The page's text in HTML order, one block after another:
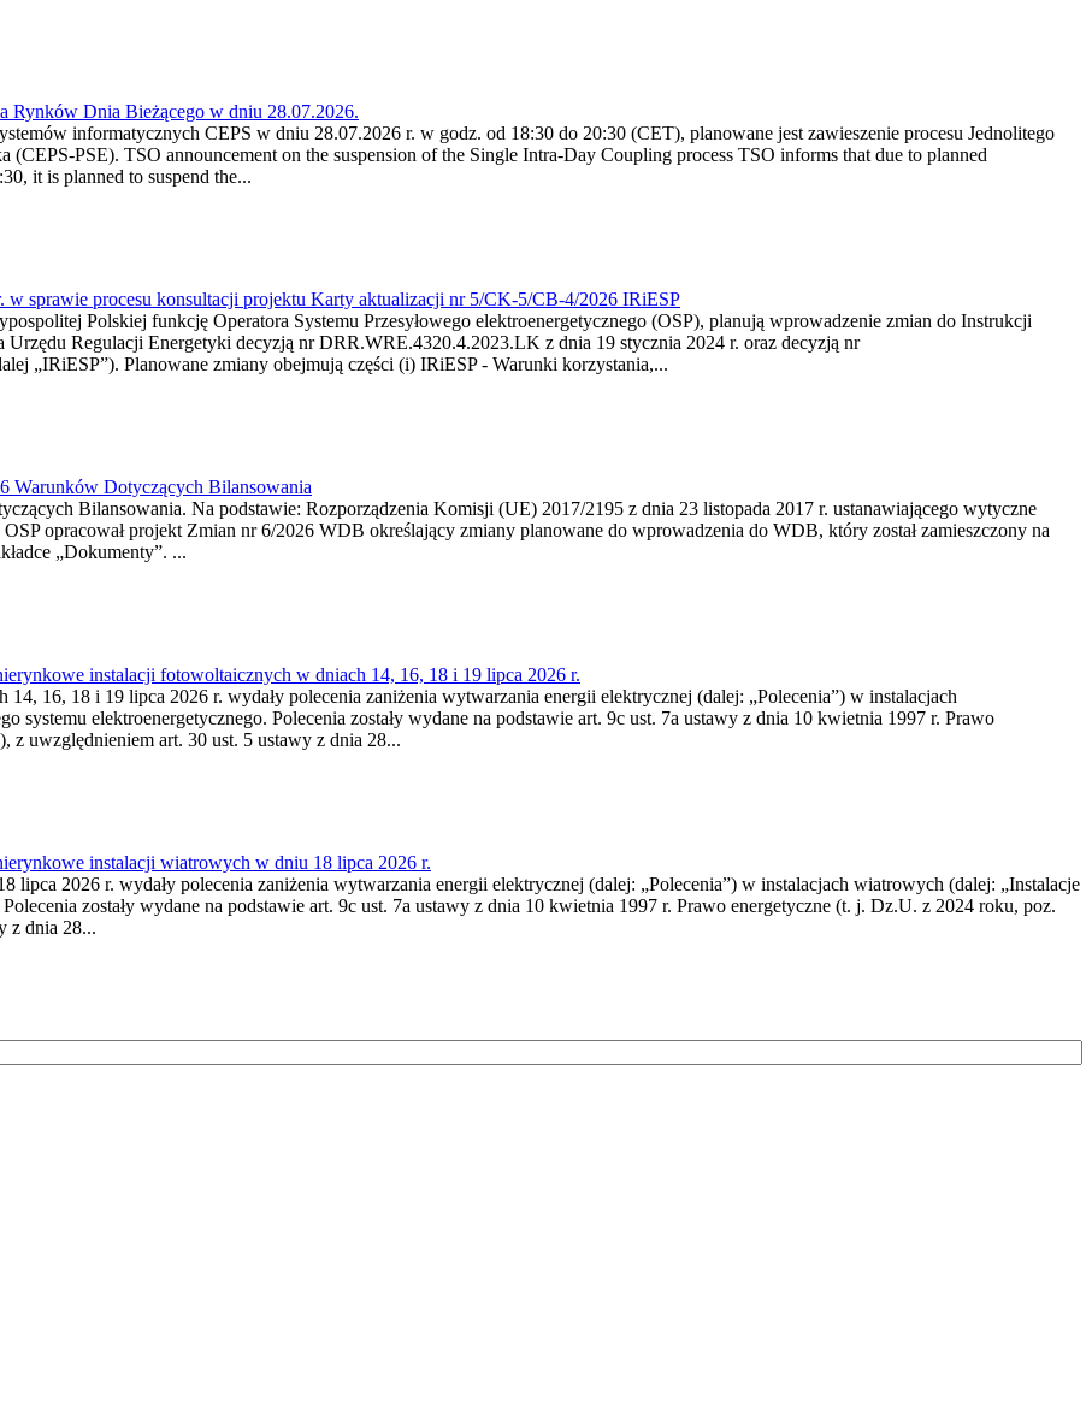
Rynków Dnia Bieżącego w dniu 28.07.2026.
informatycznych CEPS w dniu 28.07.2026 r. w godz. od 18:30 do 20:30 (CET), planowane jest zawieszenie procesu Jednolitego
PSE). TSO announcement on the suspension of the Single Intra-Day Coupling process TSO informs that due to planned
it is planned to suspend the...
w sprawie procesu konsultacji projektu Karty aktualizacji nr 5/CK-5/CB-4/2026 IRiESP
Polskiej funkcję Operatora Systemu Przesyłowego elektroenergetycznego (OSP), planują wprowadzenie zmian do Instrukcji
Urzędu Regulacji Energetyki decyzją nr DRR.WRE.4320.4.2023.LK z dnia 19 stycznia 2024 r. oraz decyzją nr
„IRiESP”). Planowane zmiany obejmują części (i) IRiESP - Warunki korzystania,...
Warunków Dotyczących Bilansowania
Bilansowania. Na podstawie: Rozporządzenia Komisji (UE) 2017/2195 z dnia 23‍ listopada 2017 r. ustanawiającego wytyczne
opracował projekt Zmian nr 6/2026 WDB określający zmiany planowane do wprowadzenia do WDB, który został zamieszczony na
„Dokumenty”. ...
instalacji fotowoltaicznych w dniach 14, 16, 18 i 19 lipca 2026 r.
16, 18 i 19 lipca 2026 r. wydały polecenia zaniżenia wytwarzania energii elektrycznej (dalej: „Polecenia”) w instalacjach
systemu elektroenergetycznego. Polecenia zostały wydane na podstawie art. 9c ust. 7a ustawy z dnia 10 kwietnia 1997 r. Prawo
z uwzględnieniem art. 30 ust. 5 ustawy z dnia 28...
instalacji wiatrowych w dniu 18 lipca 2026 r.
lipca 2026 r. wydały polecenia zaniżenia wytwarzania energii elektrycznej (dalej: „Polecenia”) w instalacjach wiatrowych (dalej: „Instalacje
zostały wydane na podstawie art. 9c ust. 7a ustawy z dnia 10 kwietnia 1997 r. Prawo energetyczne (t. j. Dz.U. z 2024 roku, poz.
z dnia 28...